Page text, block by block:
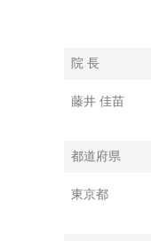
院 長
藤井 佳苗
都道府県
東京都